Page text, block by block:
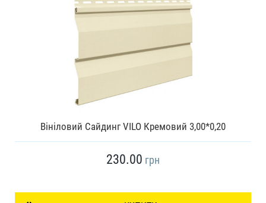
Вініловий Сайдинг VILO Кремовий 3,00*0,20
230.00 грн